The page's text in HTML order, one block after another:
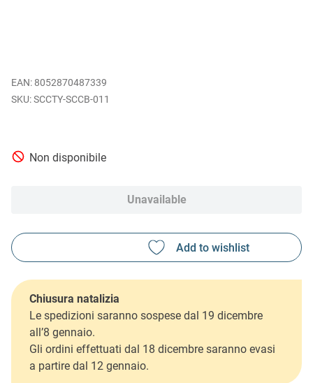
EAN: 8052870487339
SCCTY-SCCB-011
Non disponibile
Unavailable
Chiusura natalizia
Le spedizioni saranno sospese dal 19 dicembre
all’8 gennaio.
Gli ordini effettuati dal 18 dicembre saranno evasi
a partire dal 12 gennaio.